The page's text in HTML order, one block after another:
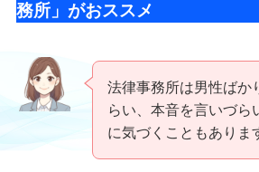
務所」がおススメ
法律事務所は男性ばか
らい、本音を言いづら
に気づくこともありま